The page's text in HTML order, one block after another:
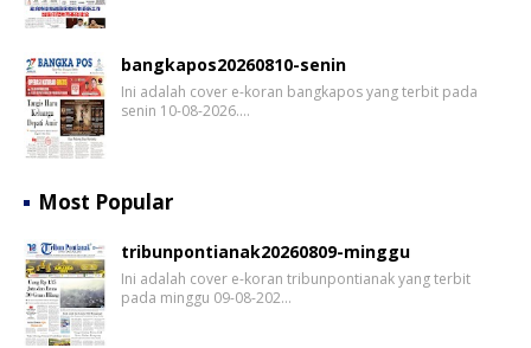
bangkapos20260810-senin
Ini adalah cover e-koran bangkapos yang terbit pada
senin 10-08-2026.…
Most Popular
tribunpontianak20260809-minggu
Ini adalah cover e-koran tribunpontianak yang terbit
pada minggu 09-08-202…